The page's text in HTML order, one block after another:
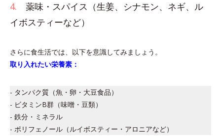
4. 薬味・スパイス（生姜、シナモン、ネギ、ル
イボスティーなど）
さらに食生活では、以下を意識してみましょう。
取り入れたい栄養素：
- タンパク質（魚・卵・大豆食品）
- ビタミンB群（味噌・豆類）
- 鉄分・ミネラル
- ポリフェノール（ルイボスティー・アロニアなど）